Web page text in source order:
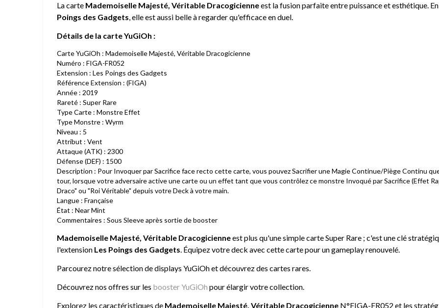
La carte Mademoiselle Majesté, Véritable Dracogicienneest la fusion parfaite entre puissance et esthétique.
Poings des Gadgets, elle est aussi belle à regarder qu'efficace en duel.
Détails de la carte YuGiOh :
Carte YuGiOh : Mademoiselle Majesté, Véritable Dracogicienne
Numéro : FIGA-FR052
Extension : Les Poings des Gadgets
Référence Extension : (FIGA)
Année : 2019
Rareté : Super Rare
Type Carte : Monstre Effet
Type Monstre : Wyrm
Niveau : 5
Attribut : Vent
Attaque (ATK) : 2300
Défense (DEF) : 1500
Description : Pour Invoquer par Sacrifice face recto cette carte, vous pouvez Sacrifier une Magie Continue/Piège Continu
tour, lorsque votre adversaire active une carte ou un effet tant que vous contrôlez ce monstre Invoqué par Sacrifice (Effet
Draco" ou "Roi Véritable" depuis votre Deck à votre main.
Langue : Française
État : Near Mint
Commentaires : Sous Sleeve après sortie de booster
Mademoiselle Majesté, Véritable Dracogicienneest plus qu'une simple carte Super Rare ; c'est une clé
l'extension Les Poings des Gadgets. Équipez votre deck avec cette carte pour un gameplay renouvelé.
Parcourez notre sélection dedisplays YuGiOhet découvrez des cartes rares.
Découvrez nos offres sur les booster YuGiOh pour élargir votre collection.
Explorez les caractéristiques de Mademoiselle Majesté, Véritable Dracogicienne N°FIGA-FR052 et les